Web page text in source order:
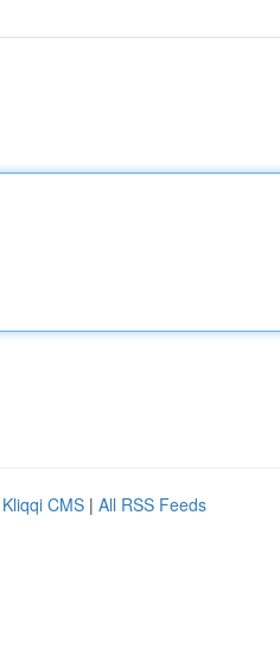
Kliqqi CMS | All RSS Feeds